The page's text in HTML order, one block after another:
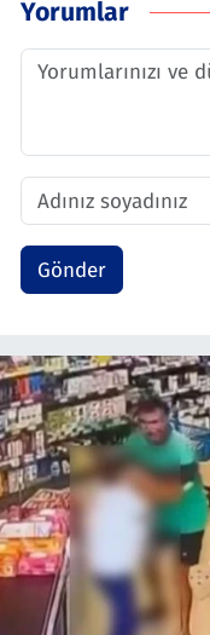
Yorumlar
Gönder